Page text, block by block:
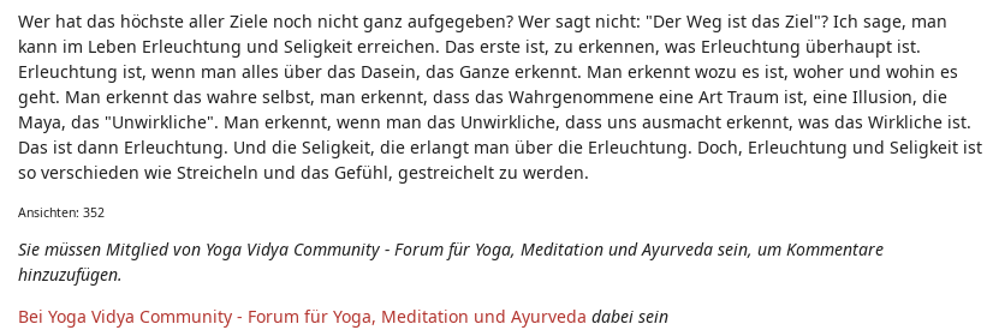
Neuigkeiten - Feedback - Anregungen zum Yoga-Forum
Wer hat das höchste aller Ziele noch nicht ganz aufgegeben? Wer sagt nicht: "Der Weg ist das Ziel"? Ich sage, man
kann im Leben Erleuchtung und Seligkeit erreichen. Das erste ist, zu erkennen, was Erleuchtung überhaupt ist.
Erleuchtung ist, wenn man alles über das Dasein, das Ganze erkennt. Man erkennt wozu es ist, woher und wohin es
geht. Man erkennt das wahre selbst, man erkennt, dass das Wahrgenommene eine Art Traum ist, eine Illusion, die
Maya, das "Unwirkliche". Man erkennt, wenn man das Unwirkliche, dass uns ausmacht erkennt, was das Wirkliche ist.
Das ist dann Erleuchtung. Und die Seligkeit, die erlangt man über die Erleuchtung. Doch, Erleuchtung und Seligkeit ist
so verschieden wie Streicheln und das Gefühl, gestreichelt zu werden.
Ansichten: 352
Sie müssen Mitglied von Yoga Vidya Community - Forum für Yoga, Meditation und Ayurveda sein, um Kommentare
hinzuzufügen.
Bei Yoga Vidya Community - Forum für Yoga, Meditation und Ayurveda dabei sein